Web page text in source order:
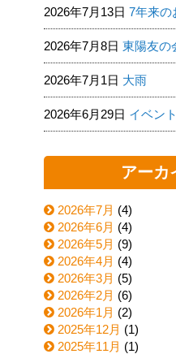
2026年7月13日 7年来の
2026年7月8日 東陽友
2026年7月1日 大雨
2026年6月29日 イベン
アーカ
2026年7月 (4)
2026年6月 (4)
2026年5月 (9)
2026年4月 (4)
2026年3月 (5)
2026年2月 (6)
2026年1月 (2)
2025年12月 (1)
2025年11月 (1)